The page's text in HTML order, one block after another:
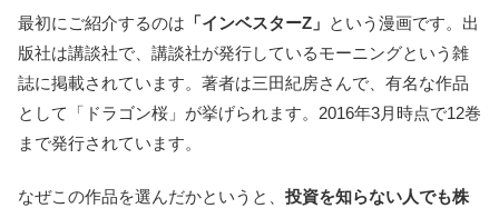
最初にご紹介するのは 「インベスターZ」 という漫画です。出
版社は講談社で、講談社が発行しているモーニングという雑
誌に掲載されています。著者は三田紀房さんで、有名な作品
として「ドラゴン桜」が挙げられます。2016年3月時点で12巻
まで発行されています。
なぜこの作品を選んだかというと、 投資を知らない人でも株